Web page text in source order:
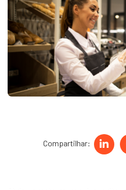
Compartilhar: